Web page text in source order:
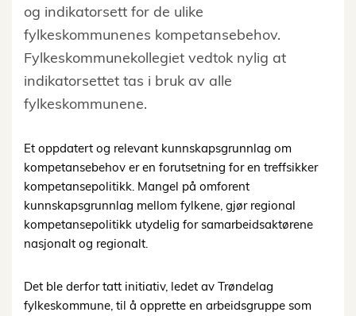
og indikatorsett for de ulike
fylkeskommunenes kompetansebehov.
Fylkeskommunekollegiet vedtok nylig at
indikatorsettet tas i bruk av alle
fylkeskommunene.
Et oppdatert og relevant kunnskapsgrunnlag om
kompetansebehov er en forutsetning for en treffsikker
kompetansepolitikk. Mangel på omforent
kunnskapsgrunnlag mellom fylkene, gjør regional
kompetansepolitikk utydelig for samarbeidsaktørene
nasjonalt og regionalt.
Det ble derfor tatt initiativ, ledet av Trøndelag
fylkeskommune, til å opprette en arbeidsgruppe som